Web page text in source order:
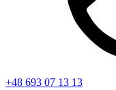
+48 693 07 13 13